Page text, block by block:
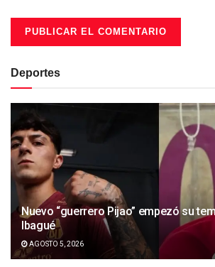
Deportes
Nuevo “guerrero Pijao” empezó su
Ibagué
AGOSTO 5, 2026